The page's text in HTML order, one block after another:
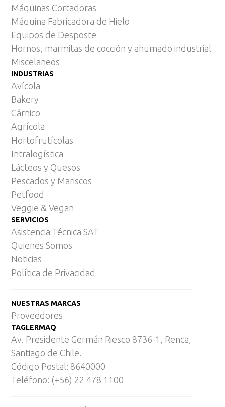
Máquinas Cortadoras
Máquina Fabricadora de Hielo
Equipos de Desposte
Hornos, marmitas de cocción y ahumado industrial
Miscelaneos
INDUSTRIAS
Avícola
Bakery
Cárnico
Agrícola
Hortofrutícolas
Intralogística
Lácteos y Quesos
Pescados y Mariscos
Petfood
Veggie & Vegan
SERVICIOS
Asistencia Técnica SAT
Quienes Somos
Noticias
Política de Privacidad
NUESTRAS MARCAS
Proveedores
TAGLERMAQ
Av. Presidente Germán Riesco 8736-1, Renca,
Santiago de Chile.
Código Postal: 8640000
Teléfono: (+56) 22 478 1100